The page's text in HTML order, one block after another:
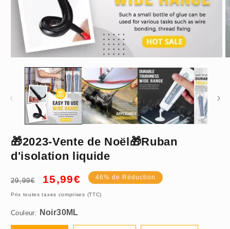
média
une
fenêtre
modale
🎁2023-Vente de Noël🎁Ruban
d'isolation liquide
Prix
29,99€
Prix
15,99€ 46% de Réduction
Prix toutes taxes comprises (TTC)
Couleur:
Noir30ML